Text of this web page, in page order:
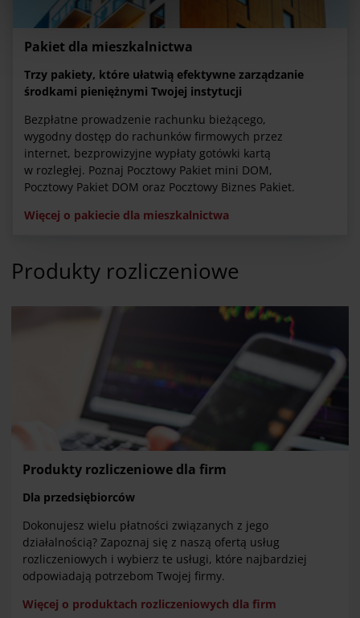
W dowolnej chwili możesz wycofać swoją zgodę w
Deklaracji dot. plików cookie. Informacje o
przetwarzaniu danych osobowych, w tym o
przysługujących w związku z tym uprawnieniach,
znajdziesz podlinkiem.
Pakiet dla mieszkalnictwa
Trzy pakiety, które ułatwią efektywne zarządzanie
środkami pieniężnymi Twojej instytucji
Bezpłatne prowadzenie rachunku bieżącego,
wygodny dostęp do rachunków firmowych przez
internet, bezprowizyjne wypłaty gotówki kartą
w rozległej. Poznaj Pocztowy Pakiet mini DOM,
Pocztowy Pakiet DOM oraz Pocztowy Biznes Pakiet.
Więcej o pakiecie dla mieszkalnictwa
Produkty rozliczeniowe
Produkty rozliczeniowe dla firm
Dla przedsiębiorców
Dokonujesz wielu płatności związanych z jego
działalnością? Zapoznaj się z naszą ofertą usług
rozliczeniowych i wybierz te usługi, które najbardziej
odpowiadają potrzebom Twojej firmy.
Więcej o produktach rozliczeniowych dla firm